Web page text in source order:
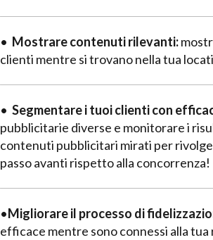
• Mostrare contenuti rilevanti:
clienti mentre si trovano nella tua
•Segmentare i tuoi clienti con
pubblicitarie diverse e monitorare i
contenuti pubblicitari mirati per
passo avanti rispetto alla concorrenza!
•Migliorare il processo di
efficace mentre sono connessi alla